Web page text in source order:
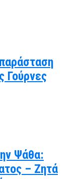
Γούρνες
Ψάθα:
– Ζητά